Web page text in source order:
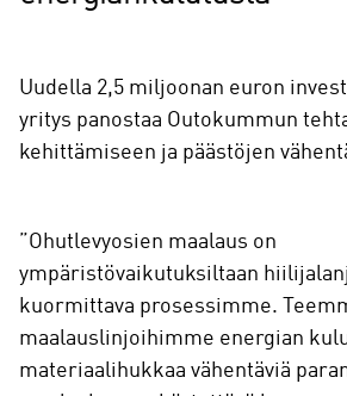
Uudella 2,5 miljoonan euron
yritys panostaa Outokummun
kehittämiseen ja päästöjen
”Ohutlevyosien maalaus on
ympäristövaikutuksiltaan
kuormittava prosessimme.
maalauslinjoihimme energian
materiaalihukkaa vähentäviä